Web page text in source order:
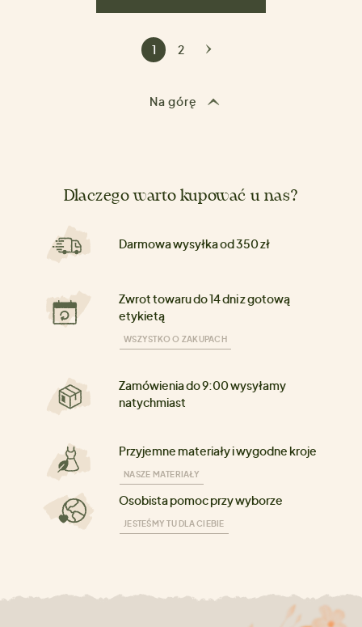
Na górę
1 2
Dlaczego warto kupować u nas?
Darmowa wysyłka od 350 zł
Zwrot towaru do 14 dni z gotową
etykietą
WSZYSTKO O ZAKUPACH
Zamówienia do 9:00 wysyłamy
natychmiast
Przyjemne materiały i wygodne kroje
NASZE MATERIAŁY
Osobista pomoc przy wyborze
JESTEŚMY TU DLA CIEBIE